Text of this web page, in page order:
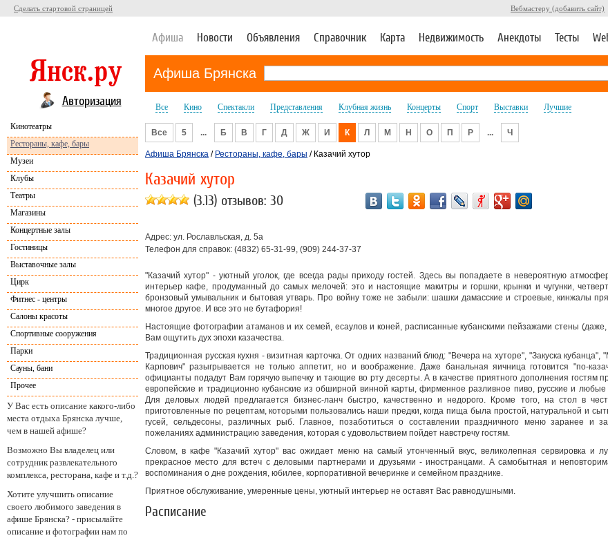
Сделать стартовой страницей Вебмастеру (добавить сайт)
Афиша Новости Объявления Справочник Карта Недвижимость Анекдоты Тесты
Афиша Брянска
Авторизация Все Кино Спектакли Представления Клубная жизнь Концерты Спорт Выставки
Лучшие
Кинотеатры
Рестораны, кафе, бары
Музеи
Клубы
Театры
Магазины
Концертные залы
Гостиницы
Выставочные залы
Цирк
Фитнес - центры
Салоны красоты
Спортивные сооружения
Парки
Сауны, бани
Прочее
У Вас есть описание какого-либо
места отдыха Брянска лучше,
чем в нашей афише?
Возможно Вы владелец или
сотрудник развлекательного
комплекса, ресторана, кафе и т.д.?
Хотите улучшить описание
своего любимого заведения в
афише Брянска? - присылайте
описание и фотографии нам по
Все 5 ... Б В Г Д Ж И К Л М Н О П Р ... Ч
Афиша Брянска / Рестораны, кафе, бары / Казачий хутор
Казачий хутор
(3.13) отзывов: 30
Адрес: ул. Рославльская, д. 5а
Телефон для справок: (4832) 65-31-99, (909) 244-37-37
"Казачий хутор" - уютный уголок, где всегда рады приходу гостей. Здесь вы попадаете в невероятную
интерьер кафе, продуманный до самых мелочей: это и настоящие макитры и горшки, крынки и чугунки,
бронзовый умывальник и бытовая утварь. Про войну тоже не забыли: шашки дамасские и строевые, кинжалы
многое другое. И все это не бутафория!
Настоящие фотографии атаманов и их семей, есаулов и коней, расписанные кубанскими пейзажами стены (даже,
Вам ощутить дух эпохи казачества.
Традиционная русская кухня - визитная карточка. От одних названий блюд: "Вечера на хуторе", "Закуска кубанца",
Карпович" разыгрывается не только аппетит, но и воображение. Даже банальная яичница готовится "по-
официанты подадут Вам горячую выпечку и тающие во рту десерты. А в качестве приятного дополнения гостям
европейские и традиционно кубанские из обширной винной карты, фирменное разливное пиво, русские и любые
Для деловых людей предлагается бизнес-ланч быстро, качественно и недорого. Кроме того, на стол в
приготовленные по рецептам, которыми пользовались наши предки, когда пища была простой, натуральной и
гусей, сельдесоны, различных рыб. Главное, позаботиться о составлении праздничного меню заранее и
пожеланиях администрацию заведения, которая с удовольствием пойдет навстречу гостям.
Словом, в кафе "Казачий хутор" вас ожидает меню на самый утонченный вкус, великолепная сервировка и
прекрасное место для встеч с деловыми партнерами и друзьями - иностранцами. А самобытная и
воспоминания о дне рождения, юбилее, корпоративной вечеринке и семейном празднике.
Приятное обслуживание, умеренные цены, уютный интерьер не оставят Вас равнодушными.
Расписание